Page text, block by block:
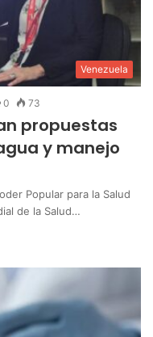
Venezuela
0 73
propuestas
y manejo
Popular para la Salud
de la Salud…